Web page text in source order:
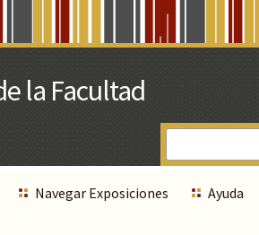
Navegar Exposiciones Ayuda